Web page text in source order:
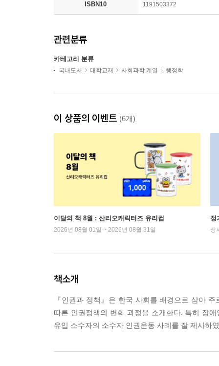
ISBN10 1191503372
관련분류
카테고리 분류
국내도서 대학교재 사회과학 계열 행정학
이 상품의 이벤트 (6개)
이달의 책 8월 : 산리오캐릭터즈 유리컵
2026년 08월 01일 ~ 2026년 08월 31일
정
상
책소개
『인권과 정책』은 한국 사회를 배경으로 삼아
따른 인권정책의 변화 과정을 소개한다. 특히 장
유입 소수자의 소수자 인권운동 사례를 잘 제시하